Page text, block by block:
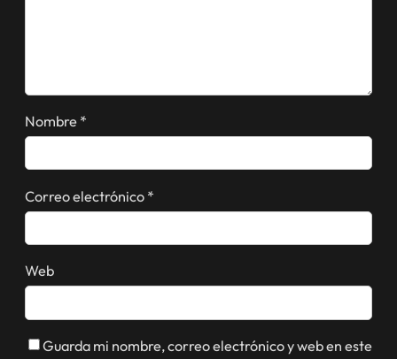
Nombre *
Correo electrónico *
Web
Guarda mi nombre, correo electrónico y web en este